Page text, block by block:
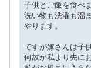
子供とご飯を食べ
洗い物も洗濯も溜
やります。
ですが嫁さんは子
何故か私より先に